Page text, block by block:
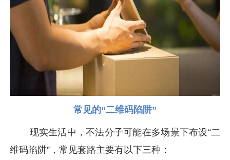
常见的“二维码陷阱”
现实生活中，不法分子可能在多场景下布设“二
维码陷阱”，常见套路主要有以下三种：